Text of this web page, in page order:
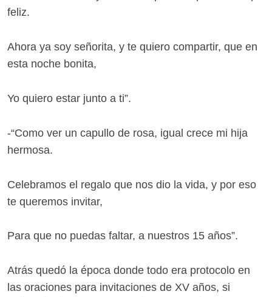
feliz.
Ahora ya soy señorita, y te quiero compartir, que en
esta noche bonita,
Yo quiero estar junto a ti”.
-“Como ver un capullo de rosa, igual crece mi hija
hermosa.
Celebramos el regalo que nos dio la vida, y por eso
te queremos invitar,
Para que no puedas faltar, a nuestros 15 años”.
Atrás quedó la época donde todo era protocolo en
las oraciones para invitaciones de XV años, si